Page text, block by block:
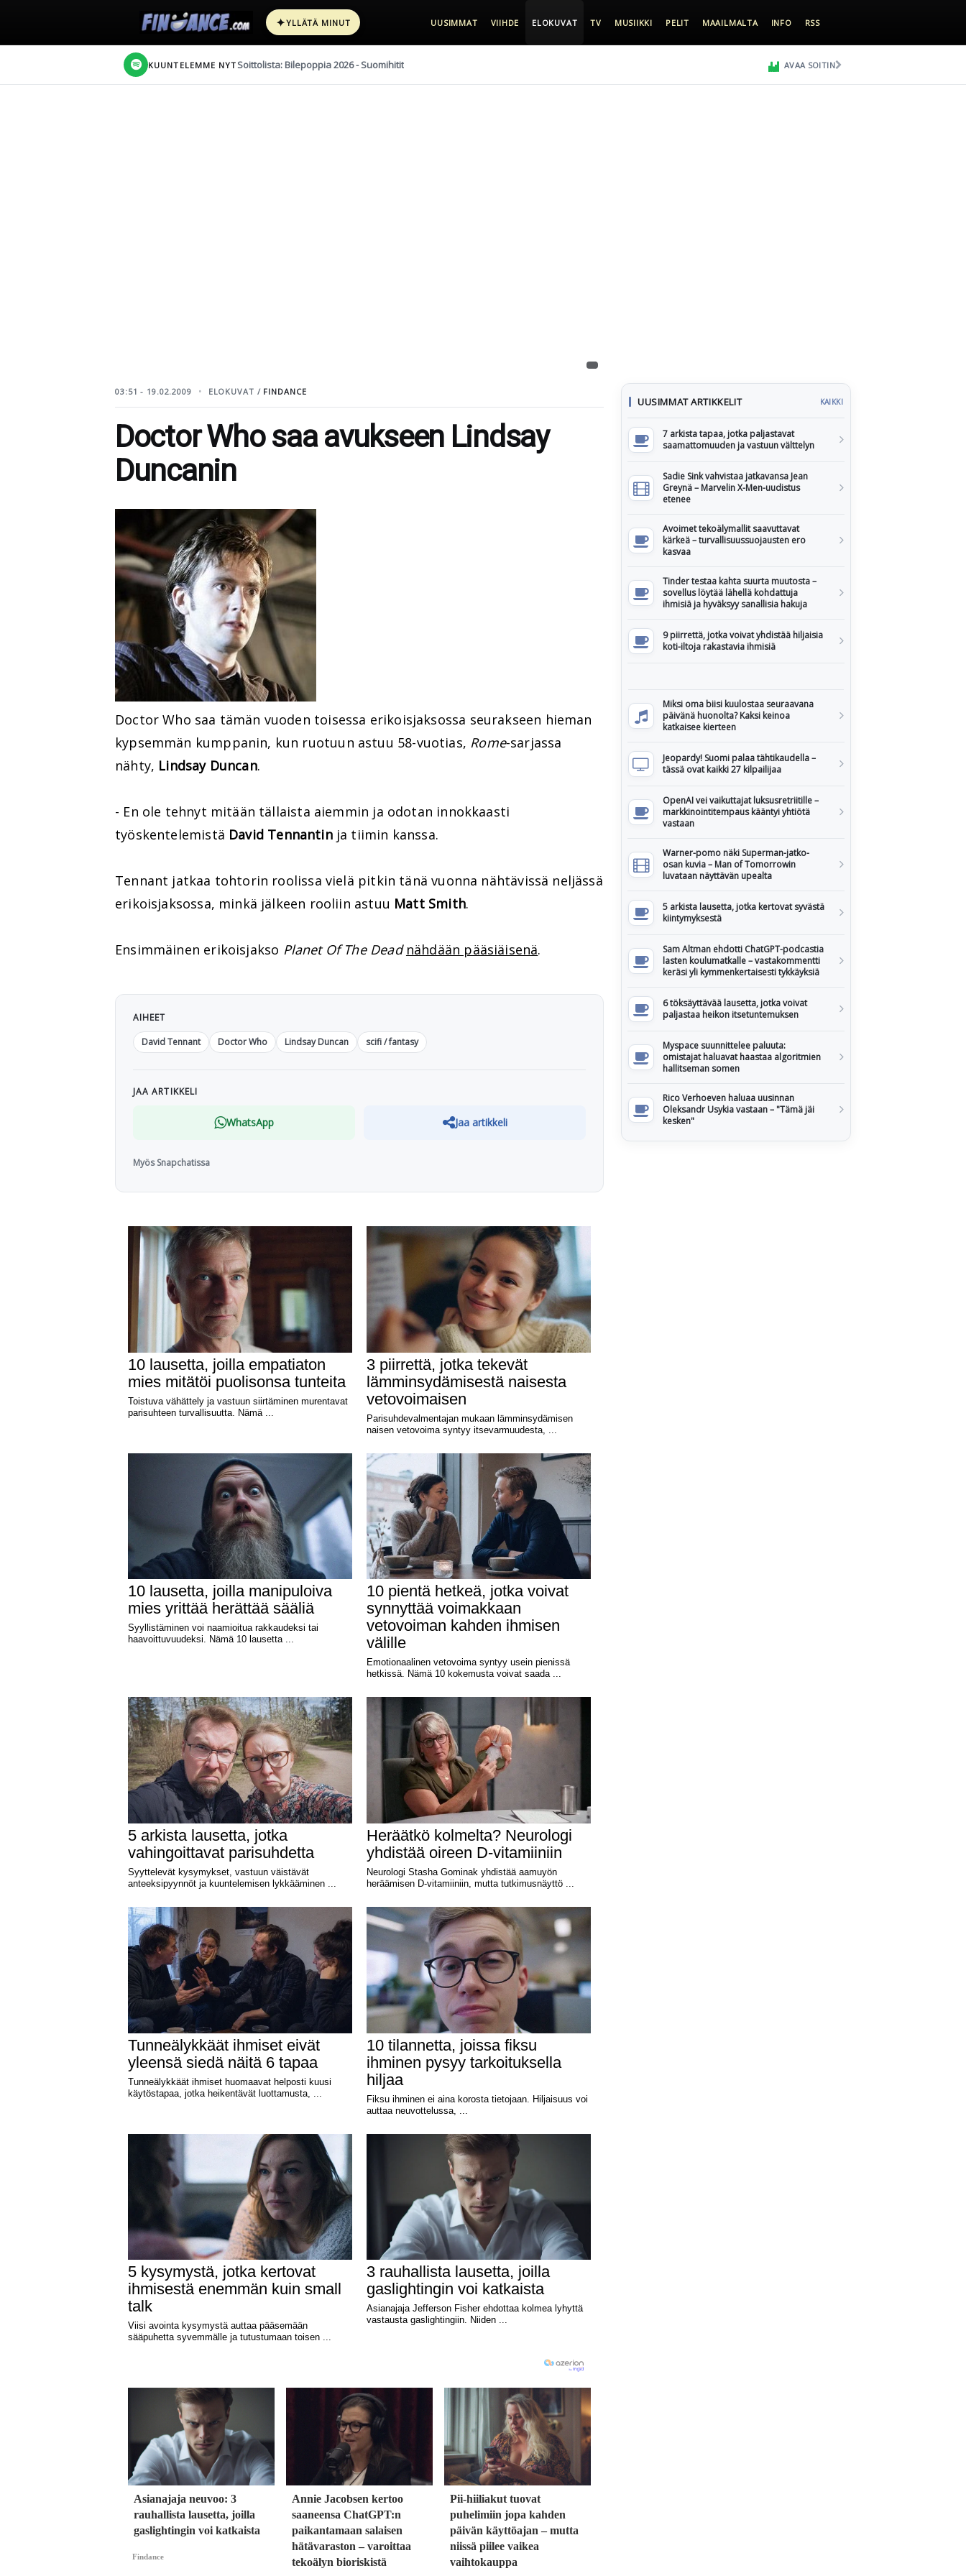
✦YLLÄTÄ MINUT UUSIMMAT VIIHDE ELOKUVAT TV MUSIIKKI PELIT MAAILMALTA INFO RSS
KUUNTELEMME NYT Soittolista: Bilepoppia 2026 - Suomihitit AVAA SOITIN
03:51 - 19.02.2009 ELOKUVAT / FINDANCE
Doctor Who saa avukseen Lindsay
Duncanin
Doctor Who saa tämän vuoden toisessa erikoisjaksossa seurakseen hieman
kypsemmän kumppanin, kun ruotuun astuu 58-vuotias, Rome-sarjassa
nähty, Lindsay Duncan.
- En ole tehnyt mitään tällaista aiemmin ja odotan innokkaasti
työskentelemistä David Tennantinja tiimin kanssa.
Tennant jatkaa tohtorin roolissa vielä pitkin tänä vuonna nähtävissä neljässä
erikoisjaksossa, minkä jälkeen rooliin astuu Matt Smith.
Ensimmäinen erikoisjakso Planet Of The Dead nähdään pääsiäisenä.
AIHEET
David Tennant
Doctor Who Lindsay Duncan scifi / fantasy
JAA ARTIKKELI
WhatsApp Jaa artikkeli
Myös Snapchatissa
Asianajaja neuvoo: 3
rauhallista lausetta, joilla
gaslightingin voi katkaista
Findance
Annie Jacobsen kertoo
saaneensa ChatGPT:n
paikantamaan salaisen
hätävaraston – varoittaa
tekoälyn bioriskistä
Pii-hiiliakut tuovat
puhelimiin jopa kahden
päivän käyttöajan – mutta
niissä piilee vaikea
vaihtokauppa
UUSIMMAT ARTIKKELIT KAIKKI
7 arkista tapaa, jotka paljastavat
saamattomuuden ja vastuun välttelyn
Sadie Sink vahvistaa jatkavansa Jean
Greynä – Marvelin X-Men-uudistus
etenee
Avoimet tekoälymallit saavuttavat
kärkeä – turvallisuussuojausten ero
kasvaa
Tinder testaa kahta suurta muutosta –
sovellus löytää lähellä kohdattuja
ihmisiä ja hyväksyy sanallisia hakuja
9 piirrettä, jotka voivat yhdistää hiljaisia
koti-iltoja rakastavia ihmisiä
Miksi oma biisi kuulostaa seuraavana
päivänä huonolta? Kaksi keinoa
katkaisee kierteen
Jeopardy! Suomi palaa tähtikaudella –
tässä ovat kaikki 27 kilpailijaa
OpenAI vei vaikuttajat luksusretriitille –
markkinointitempaus kääntyi yhtiötä
vastaan
Warner-pomo näki Superman-jatko-
osan kuvia – Man of Tomorrowin
luvataan näyttävän upealta
5 arkista lausetta, jotka kertovat syvästä
kiintymyksestä
Sam Altman ehdotti ChatGPT-podcastia
lasten koulumatkalle – vastakommentti
keräsi yli kymmenkertaisesti tykkäyksiä
6 töksäyttävää lausetta, jotka voivat
paljastaa heikon itsetuntemuksen
Myspace suunnittelee paluuta:
omistajat haluavat haastaa algoritmien
hallitseman somen
Rico Verhoeven haluaa uusinnan
Oleksandr Usykia vastaan – "Tämä jäi
kesken"